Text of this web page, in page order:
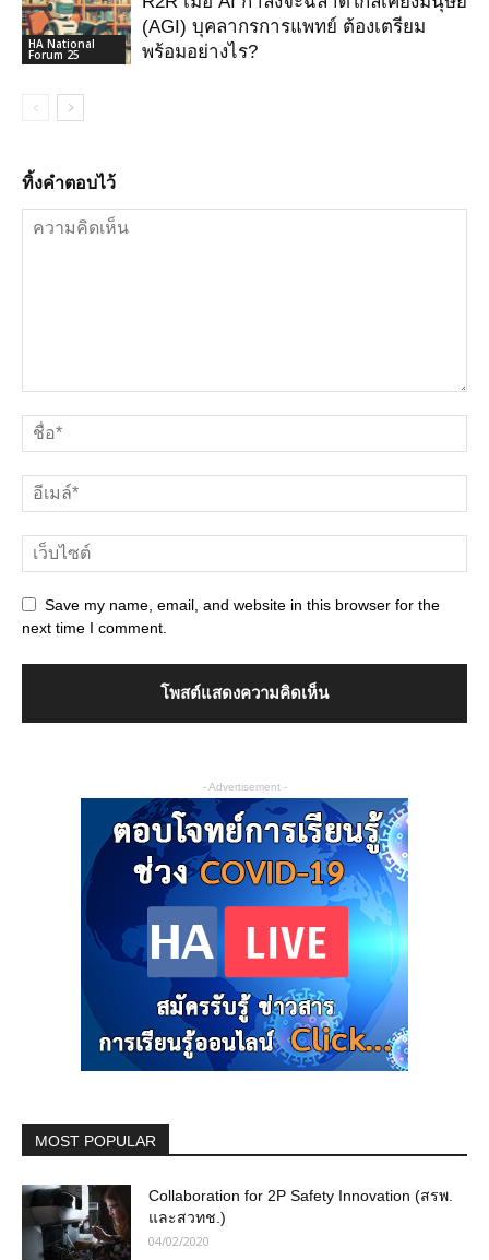
HA National
Forum 25
(AGI) บุคลากรการแพทย์ ต้องเตรียม
พร้อมอย่างไร?
ทิ้งคำตอบไว้
Save my name, email, and website in this browser for the
next time I comment.
- Advertisement -
MOST POPULAR
Collaboration for 2P Safety Innovation (สรพ.
และสวทช.)
04/02/2020